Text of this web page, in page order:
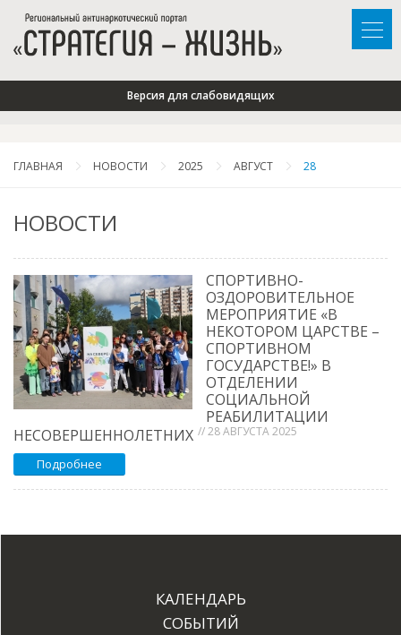
Версия для слабовидящих
ГЛАВНАЯ НОВОСТИ 2025 АВГУСТ 28
НОВОСТИ
СПОРТИВНО-
ОЗДОРОВИТЕЛЬНОЕ
МЕРОПРИЯТИЕ «В
НЕКОТОРОМ ЦАРСТВЕ –
СПОРТИВНОМ
ГОСУДАРСТВЕ!» В
ОТДЕЛЕНИИ
СОЦИАЛЬНОЙ
РЕАБИЛИТАЦИИ
НЕСОВЕРШЕННОЛЕТНИХ // 28 АВГУСТА 2025
Подробнее
КАЛЕНДАРЬ
СОБЫТИЙ